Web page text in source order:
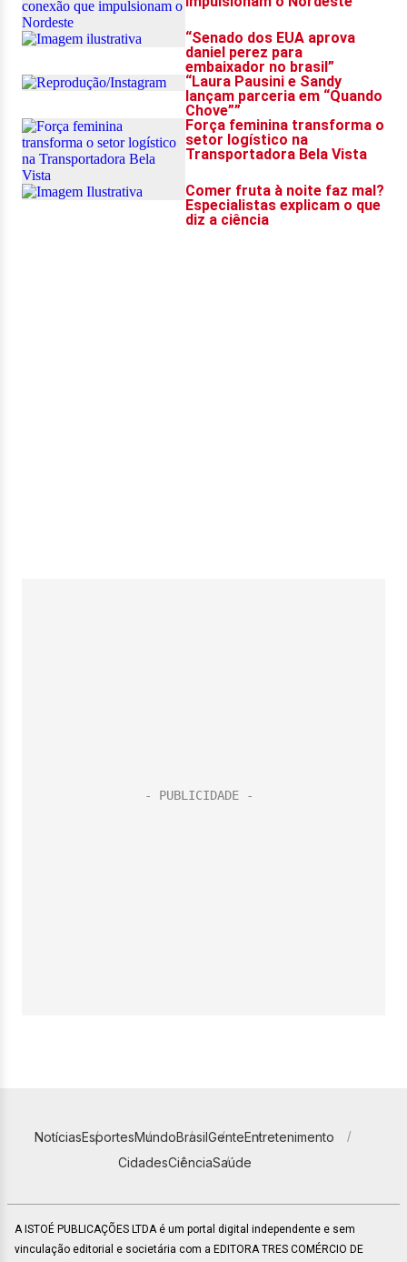
NotíciasEsportesMundoBrasilGenteEntretenimento
CidadesCiênciaSaúde
A ISTOÉ PUBLICAÇÕES LTDA é um portal digital independente e sem
vinculação editorial e societária com a EDITORA TRES COMÉRCIO DE